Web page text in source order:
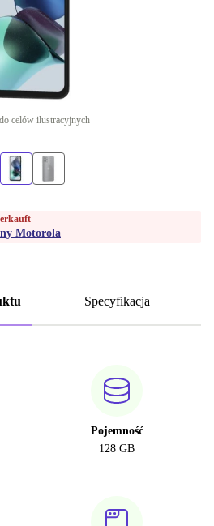
celów ilustracyjnych
Motorola
Specyfikacja
Pojemność
128 GB